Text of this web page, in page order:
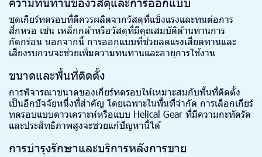
ชุดเกียร์ทดรอบที่ดีควรผลิตจากวัสดุที่แข็งแรงและทนต่อการ
สึกหรอ เช่น เหล็กกล้าหรือวัสดุที่มีคุณสมบัติต้านทานการ
กัดกร่อน นอกจากนี้ การออกแบบที่ช่วยลดแรงเสียดทานและ
เสียงรบกวนจะช่วยเพิ่มความทนทานและอายุการใช้งาน
ขนาดและพื้นที่ติดตั้ง
การพิจารณาขนาดของเกียร์ทดรอบให้เหมาะสมกับพื้นที่ติดตั้ง
เป็นอีกปัจจัยหนึ่งที่สำคัญ โดยเฉพาะในพื้นที่จำกัด การเลือกเกียร์
ทดรอบแบบดาวเคราะห์หรือแบบ Helical Gear ที่มีความกะทัดรัด
และประสิทธิภาพสูงจะช่วยแก้ปัญหานี้ได้
การบำรุงรักษาและบริการหลังการขาย